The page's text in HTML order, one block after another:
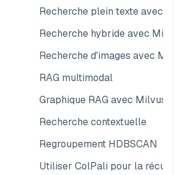
Recherche plein texte avec
Recherche hybride avec
Recherche d'images avec
RAG multimodal
Graphique RAG avec Milvus
Recherche contextuelle
Regroupement HDBSCAN
Utiliser ColPali pour la